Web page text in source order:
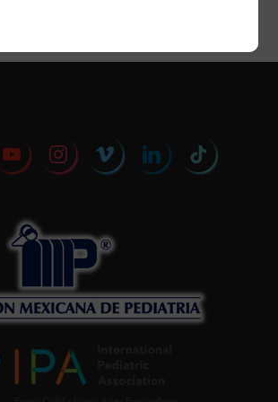
youtube instagramvimeo linkedin tiktok